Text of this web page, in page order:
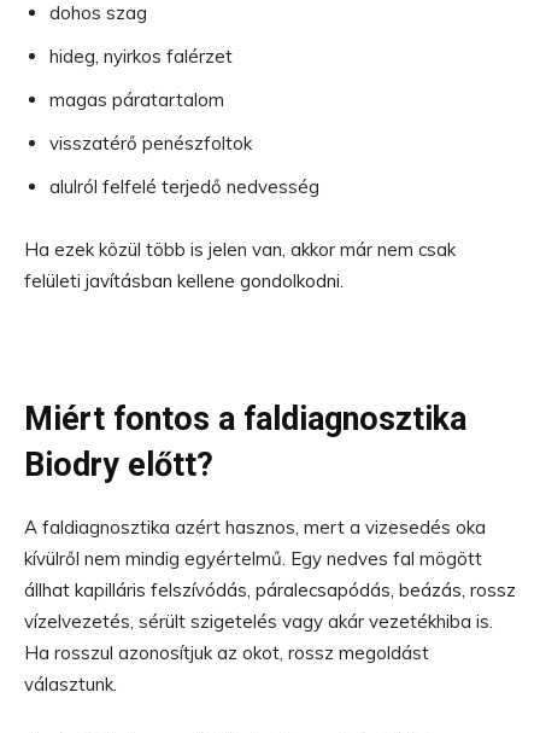
dohos szag
hideg, nyirkos falérzet
magas páratartalom
visszatérő penészfoltok
alulról felfelé terjedő nedvesség
Ha ezek közül több is jelen van, akkor már nem csak
felületi javításban kellene gondolkodni.
Miért fontos a faldiagnosztika
Biodry előtt?
A faldiagnosztika azért hasznos, mert a vizesedés oka
kívülről nem mindig egyértelmű. Egy nedves fal mögött
állhat kapilláris felszívódás, páralecsapódás, beázás, rossz
vízelvezetés, sérült szigetelés vagy akár vezetékhiba is.
Ha rosszul azonosítjuk az okot, rossz megoldást
választunk.